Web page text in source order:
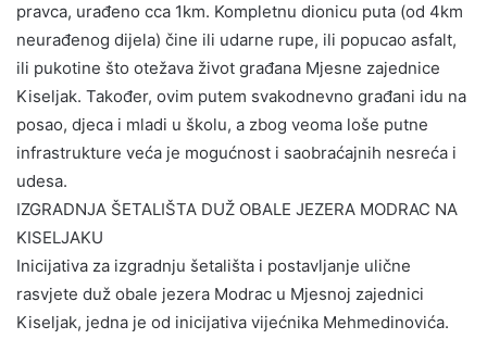
pravca, urađeno cca 1km. Kompletnu dionicu puta (od 4km
neurađenog dijela) čine ili udarne rupe, ili popucao asfalt,
ili pukotine što otežava život građana Mjesne zajednice
Kiseljak. Također, ovim putem svakodnevno građani idu na
posao, djeca i mladi u školu, a zbog veoma loše putne
infrastrukture veća je mogućnost i saobraćajnih nesreća i
udesa.
IZGRADNJA ŠETALIŠTA DUŽ OBALE JEZERA MODRAC NA
KISELJAKU
Inicijativa za izgradnju šetališta i postavljanje ulične
rasvjete duž obale jezera Modrac u Mjesnoj zajednici
Kiseljak, jedna je od inicijativa vijećnika Mehmedinovića.